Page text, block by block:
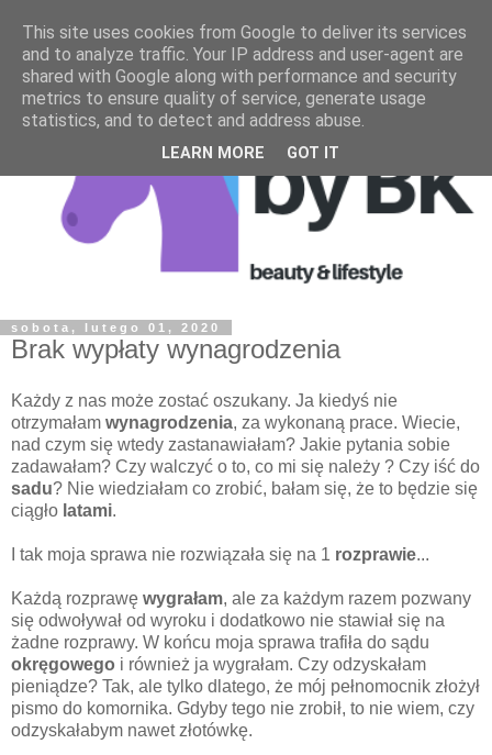
sobota, lutego 01, 2020
Brak wypłaty wynagrodzenia
Każdy z nas może zostać oszukany. Ja kiedyś nie
otrzymałam wynagrodzenia, za wykonaną prace. Wiecie,
nad czym się wtedy zastanawiałam? Jakie pytania sobie
zadawałam? Czy walczyć o to, co mi się należy ? Czy iść do
sadu? Nie wiedziałam co zrobić, bałam się, że to będzie się
ciągło latami.
I tak moja sprawa nie rozwiązała się na 1 rozprawie...
Każdą rozprawę wygrałam, ale za każdym razem pozwany
się odwoływał od wyroku i dodatkowo nie stawiał się na
żadne rozprawy. W końcu moja sprawa trafiła do sądu
okręgowego i również ja wygrałam. Czy odzyskałam
pieniądze? Tak, ale tylko dlatego, że mój pełnomocnik złożył
pismo do komornika. Gdyby tego nie zrobił, to nie wiem, czy
odzyskałabym nawet złotówkę.
This site uses cookies from Google to deliver its services
and to analyze traffic. Your IP address and user-agent are
shared with Google along with performance and security
metrics to ensure quality of service, generate usage
statistics, and to detect and address abuse.
LEARN MORE GOT IT